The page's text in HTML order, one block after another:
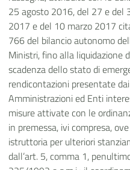
25 agosto 2016, del 27 e
2017 e del 10 marzo 2017
766 del bilancio autonomo
Ministri, fino alla liquidazione
scadenza dello stato di
rendicontazioni presentate
Amministrazioni ed Enti
misure attivate con le
in premessa, ivi compresa,
istruttoria per ulteriori
dall’art. 5, comma 1,